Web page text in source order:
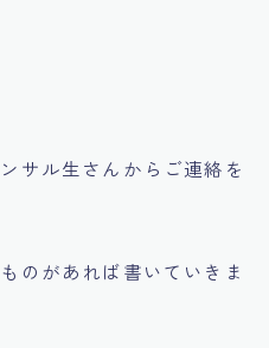
サル生さんからご連絡を
のがあれば書いていきま